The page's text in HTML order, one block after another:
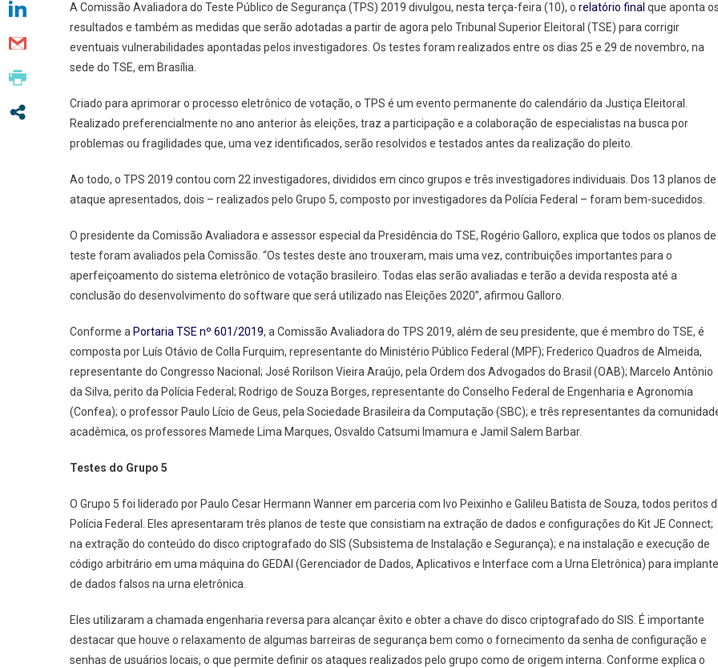
A Comissão Avaliadora do Teste Público de Segurança (TPS) 2019 divulgou, nesta terça-feira (10), o relatório final que aponta
resultados e também as medidas que serão adotadas a partir de agora pelo Tribunal Superior Eleitoral (TSE) para corrigir
eventuais vulnerabilidades apontadas pelos investigadores. Os testes foram realizados entre os dias 25 e 29 de novembro, na
sede do TSE, em Brasília.
Criado para aprimorar o processo eletrônico de votação, o TPS é um evento permanente do calendário da Justiça Eleitoral.
Realizado preferencialmente no ano anterior às eleições, traz a participação e a colaboração de especialistas na busca por
problemas ou fragilidades que, uma vez identificados, serão resolvidos e testados antes da realização do pleito.
Ao todo, o TPS 2019 contou com 22 investigadores, divididos em cinco grupos e três investigadores individuais. Dos 13 planos de
ataque apresentados, dois – realizados pelo Grupo 5, composto por investigadores da Polícia Federal – foram bem-sucedidos.
O presidente da Comissão Avaliadora e assessor especial da Presidência do TSE, Rogério Galloro, explica que todos os planos de
teste foram avaliados pela Comissão. “Os testes deste ano trouxeram, mais uma vez, contribuições importantes para o
aperfeiçoamento do sistema eletrônico de votação brasileiro. Todas elas serão avaliadas e terão a devida resposta até a
conclusão do desenvolvimento do software que será utilizado nas Eleições 2020”, afirmou Galloro.
Conforme a Portaria TSE nº 601/2019, a Comissão Avaliadora do TPS 2019, além de seu presidente, que é membro do TSE, é
composta por Luís Otávio de Colla Furquim, representante do Ministério Público Federal (MPF); Frederico Quadros de Almeida,
representante do Congresso Nacional; José Rorilson Vieira Araújo, pela Ordem dos Advogados do Brasil (OAB); Marcelo Antônio
da Silva, perito da Polícia Federal; Rodrigo de Souza Borges, representante do Conselho Federal de Engenharia e Agronomia
(Confea); o professor Paulo Lício de Geus, pela Sociedade Brasileira da Computação (SBC); e três representantes da
acadêmica, os professores Mamede Lima Marques, Osvaldo Catsumi Imamura e Jamil Salem Barbar.
Testes do Grupo 5
O Grupo 5 foi liderado por Paulo Cesar Hermann Wanner em parceria com Ivo Peixinho e Galileu Batista de Souza, todos peritos
Polícia Federal. Eles apresentaram três planos de teste que consistiam na extração de dados e configurações do Kit JE Connect;
na extração do conteúdo do disco criptografado do SIS (Subsistema de Instalação e Segurança); e na instalação e execução de
código arbitrário em uma máquina do GEDAI (Gerenciador de Dados, Aplicativos e Interface com a Urna Eletrônica) para implante
de dados falsos na urna eletrônica.
Eles utilizaram a chamada engenharia reversa para alcançar êxito e obter a chave do disco criptografado do SIS. É importante
destacar que houve o relaxamento de algumas barreiras de segurança bem como o fornecimento da senha de configuração e
senhas de usuários locais, o que permite definir os ataques realizados pelo grupo como de origem interna. Conforme explica o